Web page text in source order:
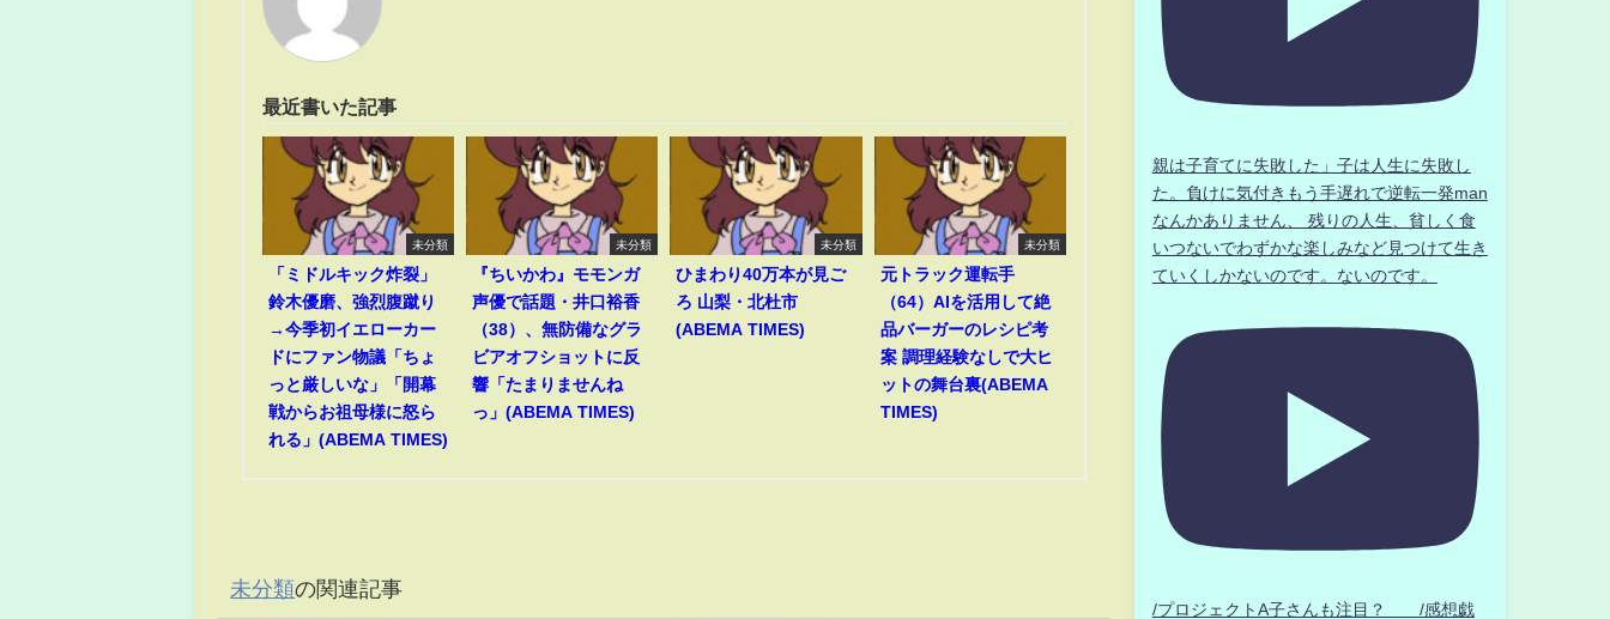
最近書いた記事
未分類
「ミドルキック炸裂」
鈴木優磨、強烈腹蹴り
→今季初イエローカー
ドにファン物議「ちょ
っと厳しいな」「開幕
戦からお祖母様に怒ら
れる」(ABEMA TIMES)
未分類
『ちいかわ』モモンガ
声優で話題・井口裕香
（38）、無防備なグラ
ビアオフショットに反
響「たまりませんね
っ」(ABEMA TIMES)
未分類
ひまわり40万本が見ご
ろ 山梨・北杜市
(ABEMA TIMES)
未分類
元トラック運転手
（64）AIを活用して絶
品バーガーのレシピ考
案 調理経験なしで大ヒ
ットの舞台裏(ABEMA
TIMES)
未分類の関連記事
親は子育てに失敗した」子は人生に失敗し
た。負けに気付きもう手遅れで逆転一発man
なんかありません、 残りの人生、貧しく食
いつないでわずかな楽しみなど見つけて生き
ていくしかないのです。ないのです。
/プロジェクトA子さんも注目？ /感想戯